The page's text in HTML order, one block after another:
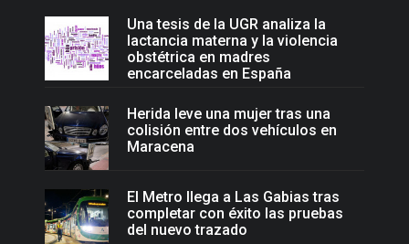
Una tesis de la UGR analiza la
lactancia materna y la violencia
obstétrica en madres
encarceladas en España
Herida leve una mujer tras una
colisión entre dos vehículos en
Maracena
El Metro llega a Las Gabias tras
completar con éxito las pruebas
del nuevo trazado